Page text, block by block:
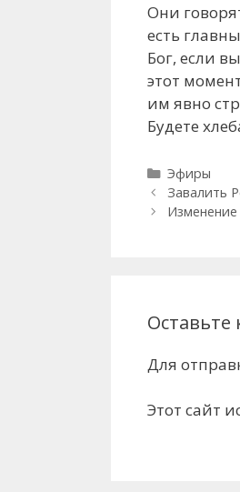
Они
есть
Бог, если
этот
им явно
Будете
Рубрики
Эфиры
Завалить
Для
Этот сайт